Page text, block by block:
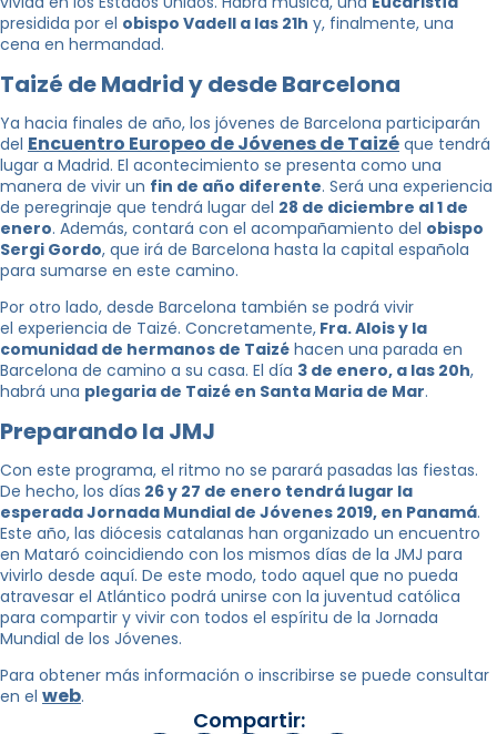
presidida por el obispo Vadell a las 21h y, finalmente, una
cena en hermandad.
Taizé de Madrid y desde Barcelona
Ya hacia finales de año, los jóvenes de Barcelona participarán
del Encuentro Europeo de Jóvenes de Taizé que tendrá
lugar a Madrid. El acontecimiento se presenta como una
manera de vivir un fin de año diferente. Será una experiencia
de peregrinaje que tendrá lugar del 28 de diciembre al 1 de
enero. Además, contará con el acompañamiento del obispo
Sergi Gordo, que irá de Barcelona hasta la capital española
para sumarse en este camino.
Por otro lado, desde Barcelona también se podrá vivir
el experiencia de Taizé. Concretamente, Fra. Alois y la
comunidad de hermanos de Taizé hacen una parada en
Barcelona de camino a su casa. El día 3 de enero, a las 20h,
habrá una plegaria de Taizé en Santa Maria de Mar.
Preparando la JMJ
Con este programa, el ritmo no se parará pasadas las fiestas.
De hecho, los días 26 y 27 de enero tendrá lugar la
esperada Jornada Mundial de Jóvenes 2019, en Panamá.
Este año, las diócesis catalanas han organizado un encuentro
en Mataró coincidiendo con los mismos días de la JMJ para
vivirlo desde aquí. De este modo, todo aquel que no pueda
atravesar el Atlántico podrá unirse con la juventud católica
para compartir y vivir con todos el espíritu de la Jornada
Mundial de los Jóvenes.
Para obtener más información o inscribirse se puede consultar
en el web.
Compartir: